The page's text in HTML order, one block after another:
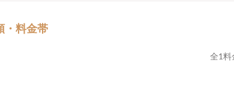
・料金帯
全1料